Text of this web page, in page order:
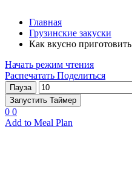
Главная
Грузинские закуски
Как вкусно
Начать режим чтения
Распечатать Поделиться
Пауза
Запустить Таймер
0 0
Add to Meal Plan